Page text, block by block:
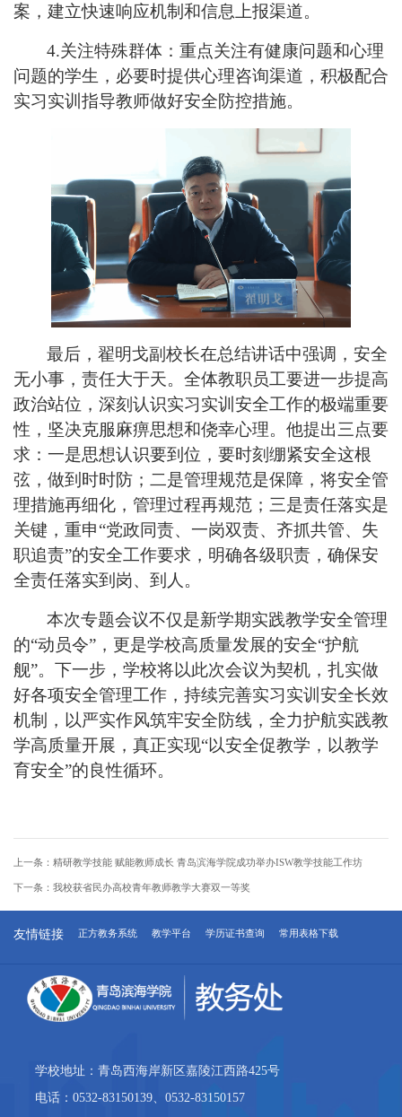
案，建立快速响应机制和信息上报渠道。
4.关注特殊群体：重点关注有健康问题和心理
问题的学生，必要时提供心理咨询渠道，积极配合
实习实训指导教师做好安全防控措施。
最后，翟明戈副校长在总结讲话中强调，安全
无小事，责任大于天。全体教职员工要进一步提高
政治站位，深刻认识实习实训 安全工作的极端重要
性，坚决克服麻痹思想和侥幸心理。 他提出三点要
求：一是思想认识要到位 ， 要时刻绷紧安全这根
弦 ， 做到时时防 ；二是管理规范是保障 ，将安全管
理措施再细化，管理过程再规范 ；三是责任落实是
关键 ，重申“党政同责、一岗双责、齐抓共管、失
职追责”的安全工作要求，明确各级职责，确保安
全责任落实到岗、到人。
本次专题会议不仅是新学期实践教学安全管理
的“动员令”，更是学校高质量发展的安全“护航
舰”。 下一步， 学校将以此次会议为契机， 扎实做
好各项安全管理工作 ，持续完善实习实训安全长效
机制，以严实作风筑牢安全防线，全力护航实践教
学高质量开展 ， 真正实现“以安全促教学，以教学
育安全”的良性循环。
上一条： 精研教学技能 赋能教师成长 青岛滨海学院成功举办ISW教学技能工作坊
下一条： 我校获省民办高校青年教师教学大赛双一等奖
友情链接 正方教务系统 教学平台 学历证书查询 常用表格下载
学校地址：青岛西海岸新区嘉陵江西路425号
电话：0532-83150139、0532-83150157